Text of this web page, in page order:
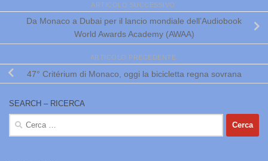
ARTICOLO SUCCESSIVO
Da Monaco a Dubai per il lancio mondiale dell’Audiobook
World Awards Academy (AWAA)
ARTICOLO PRECEDENTE
47° Critérium di Monaco, oggi la bicicletta regna sovrana
SEARCH – RICERCA
Ricerca